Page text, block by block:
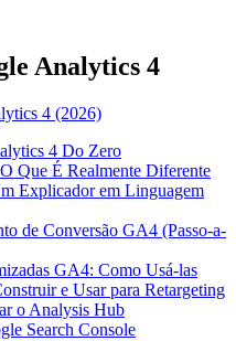
Analytics 4
4 (2026)
4 Do Zero
Que É Realmente Diferente
Explicador em Linguagem
de Conversão GA4 (Passo-a-
GA4: Como Usá-las
e Usar para Retargeting
o Analysis Hub
Search Console